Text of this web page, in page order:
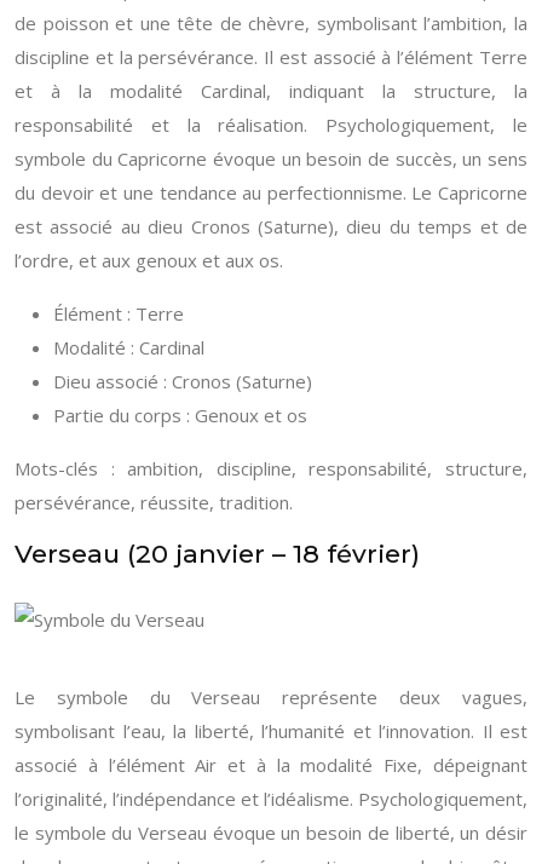
de poisson et une tête de chèvre, symbolisant l’ambition, la
discipline et la persévérance. Il est associé à l’élément Terre
et à la modalité Cardinal, indiquant la structure, la
responsabilité et la réalisation. Psychologiquement, le
symbole du Capricorne évoque un besoin de succès, un sens
du devoir et une tendance au perfectionnisme. Le Capricorne
est associé au dieu Cronos (Saturne), dieu du temps et de
l’ordre, et aux genoux et aux os.
Élément : Terre
Modalité : Cardinal
Dieu associé : Cronos (Saturne)
Partie du corps : Genoux et os
Mots-clés : ambition, discipline, responsabilité, structure,
persévérance, réussite, tradition.
Verseau (20 janvier – 18 février)
Le symbole du Verseau représente deux vagues,
symbolisant l’eau, la liberté, l’humanité et l’innovation. Il est
associé à l’élément Air et à la modalité Fixe, dépeignant
l’originalité, l’indépendance et l’idéalisme. Psychologiquement,
le symbole du Verseau évoque un besoin de liberté, un désir